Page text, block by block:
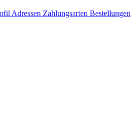
Adressen Zahlungsarten Bestellungen